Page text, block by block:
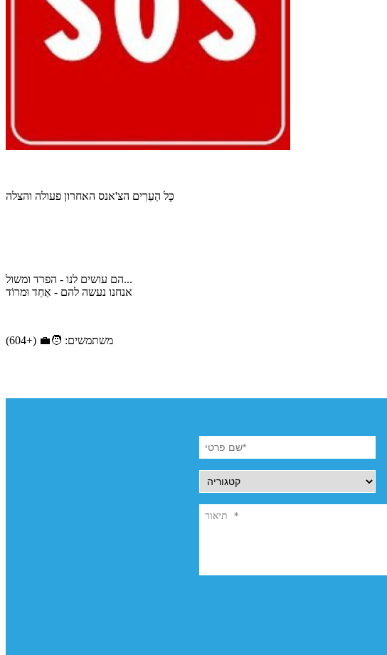
כָּל הַעֵרִים הצ'אנס האחרון פעולה והצלה
הם עושים לנו - הפרד ומשול...
אנחנו נעשה להם - אַחֵד וּמרוֹד
משתמשים: 🧑‍💼 (+604)